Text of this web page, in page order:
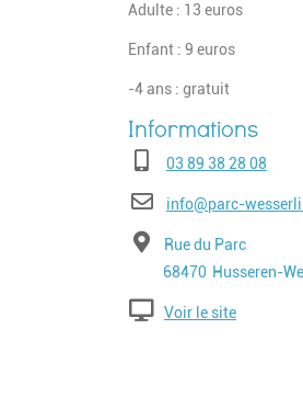
Adulte : 13 euros
Enfant : 9 euros
-4 ans : gratuit
Téléphone03 89 38 28 08
E-mailinfo@parc-
AdresseRue du Parc
Code postal
68470 Ville
Husseren-
Voir le site